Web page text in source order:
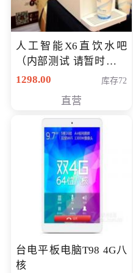
人工智能X6直饮水吧
（内部测试 请暂时不要
购买）
1298.00 库存72
直营
台电平板电脑T98 4G八
核